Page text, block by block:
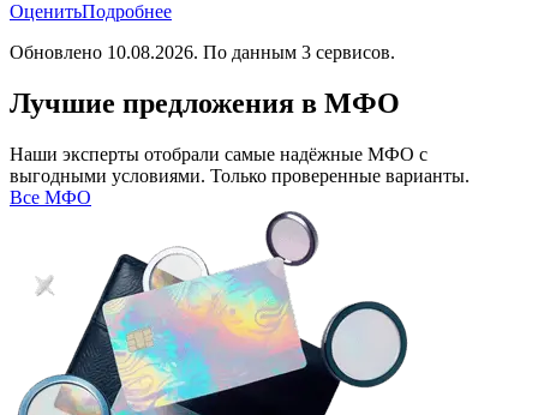
ОценитьПодробнее
Обновлено 10.08.2026. По данным 3 сервисов.
Лучшие предложения в МФО
Наши эксперты отобрали самые надёжные МФО с
выгодными условиями. Только проверенные варианты.
Все МФО